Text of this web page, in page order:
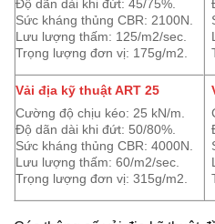
Độ dãn dài khi đứt: 45/75%.
Sức kháng thủng CBR: 2100N.
Lưu lượng thấm: 125/m2/sec.
Trọng lượng đơn vị: 175g/m2.
Vải địa kỹ thuật ART 25
Cường độ chịu kéo: 25 kN/m.
Độ dãn dài khi đứt: 50/80%.
Sức kháng thủng CBR: 4000N.
Lưu lượng thấm: 60/m2/sec.
Trọng lượng đơn vị: 315g/m2.